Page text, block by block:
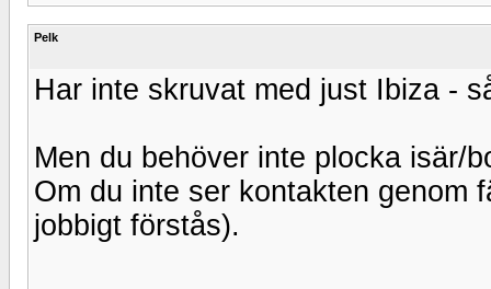
Pelk
Har inte skruvat med just Ibiza -
Men du behöver inte plocka isär/
Om du inte ser kontakten genom
jobbigt förstås).